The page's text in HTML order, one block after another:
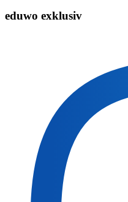
eduwo exklusiv